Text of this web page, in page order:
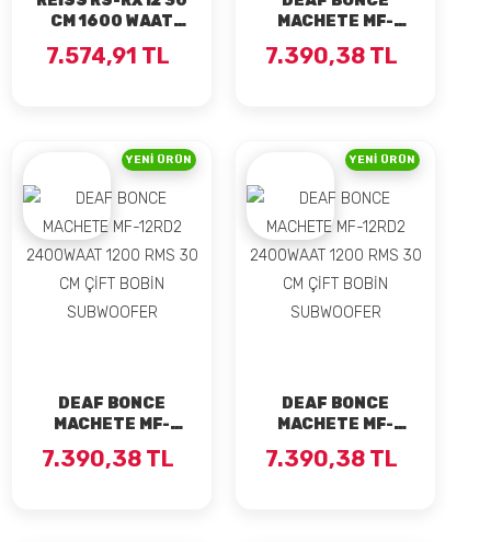
CM 1600 WAAT
SUBWOOFER
7.574,91 TL
MACHETE MF-
1200 RMS 30 CM
7.390,38 TL
YENI ÜRÜN
DEAF BONCE
MACHETE MF-
1200 RMS 30 CM
7.390,38 TL
YENI ÜRÜN
DEAF BONCE
MACHETE MF-
1200 RMS 30 CM
7.390,38 TL